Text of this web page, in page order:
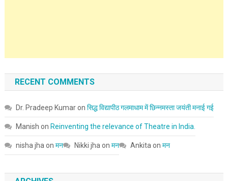
RECENT COMMENTS
Dr. Pradeep Kumaron सिद्ध विद्यापीठ गलमाधाम में छिन्नमस्ता जयंती मनाई गई
Manish on Reinventing the relevance of Theatre in India.
nisha jha on मन Nikki jha on मन Ankita on मन